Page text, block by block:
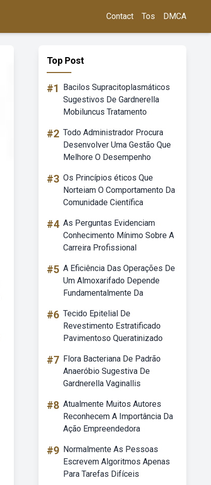
Contact Tos DMCA
Top Post
#1
Bacilos Supracitoplasmáticos
Sugestivos De Gardnerella
Mobiluncus Tratamento
#2 Todo Administrador Procura
Desenvolver Uma Gestão Que
Melhore O Desempenho
#3 Os Princípios éticos Que
Norteiam O Comportamento Da
Comunidade Científica
#4 As Perguntas Evidenciam
Conhecimento Mínimo Sobre A
Carreira Profissional
#5 A Eficiência Das Operações De
Um Almoxarifado Depende
Fundamentalmente Da
#6 Tecido Epitelial De
Revestimento Estratificado
Pavimentoso Queratinizado
#7 Flora Bacteriana De Padrão
Anaeróbio Sugestiva De
Gardnerella Vaginallis
#8 Atualmente Muitos Autores
Reconhecem A Importância Da
Ação Empreendedora
#9 Normalmente As Pessoas
Escrevem Algoritmos Apenas
Para Tarefas Difíceis